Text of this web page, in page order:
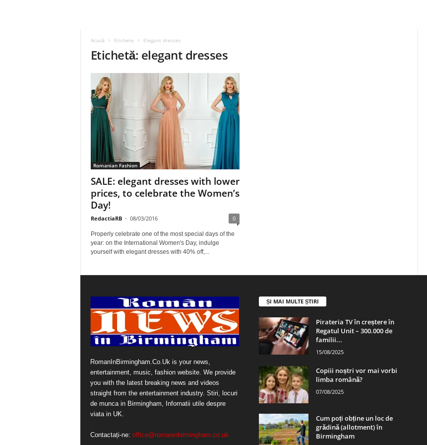
Acasă Etichete Elegant dresses
Etichetă: elegant dresses
Romanian Fashion
SALE: elegant dresses with lower
prices, to celebrate the Women’s
Day!
RedactiaRB - 08/03/2016 0
Properly celebrate one of the most special days of the
year: on the International Women's Day, indulge
yourself with elegant dresses with 40% off,...
RomanInBirmingham.Co.Uk is your news,
entertainment, music, fashion website. We provide
you with the latest breaking news and videos
straight from the entertainment industry. Stiri, locuri
de munca in Birmingham, Infornatii utile despre
viata in UK.
Contactați-ne: office@romaninbirmingham.co.uk
ȘI MAI MULTE ȘTIRI
Pirateria TV în creștere în
Regatul Unit – 300.000 de
familii...
15/08/2025
Copiii noștri vor mai vorbi
limba română?
07/08/2025
Cum poți obține un loc de
grădină (allotment) în
Birmingham